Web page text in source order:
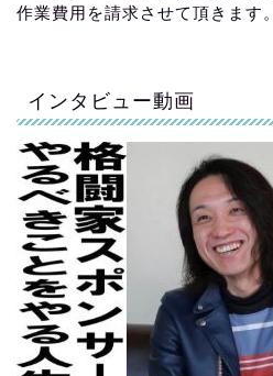
作業費用を請求させて頂きます。
インタビュー動画